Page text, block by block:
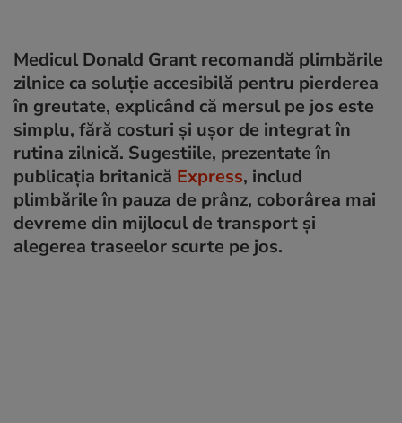
Medicul Donald Grant recomandă plimbările
zilnice ca soluție accesibilă pentru pierderea
în greutate, explicând că mersul pe jos este
simplu, fără costuri și ușor de integrat în
rutina zilnică. Sugestiile, prezentate în
publicația britanică Express, includ
plimbările în pauza de prânz, coborârea mai
devreme din mijlocul de transport și
alegerea traseelor scurte pe jos.